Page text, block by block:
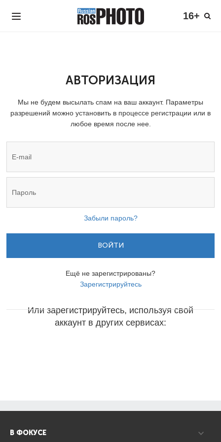
16+
АВТОРИЗАЦИЯ
Мы не будем высылать спам на ваш аккаунт. Параметры
разрешений можно установить в процессе регистрации или в
любое время после нее.
Забыли пароль?
ВОЙТИ
Ещё не зарегистрированы?
Зарегистрируйтесь
Или зарегистрируйтесь, используя свой
аккаунт в других сервисах:
В ФОКУСЕ